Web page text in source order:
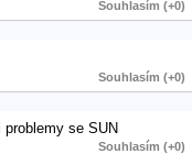
Souhlasím (+0)
Souhlasím (+0)
se SUN
Souhlasím (+0)